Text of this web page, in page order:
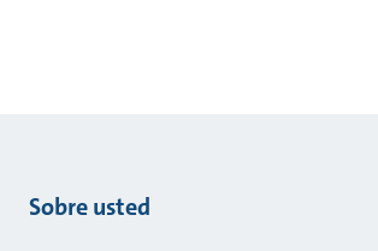
Sobre usted